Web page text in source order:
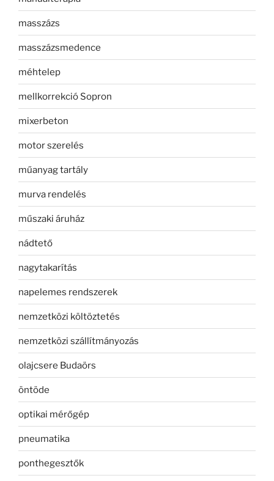
masszázs
masszázsmedence
méhtelep
mellkorrekció Sopron
mixerbeton
motor szerelés
műanyag tartály
murva rendelés
műszaki áruház
nádtető
nagytakarítás
napelemes rendszerek
nemzetközi költöztetés
nemzetközi szállítmányozás
olajcsere Budaörs
öntöde
optikai mérőgép
pneumatika
ponthegesztők